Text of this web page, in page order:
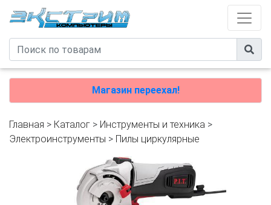
Магазин переехал!
Главная > Каталог > Инструменты и техника >
Электроинструменты > Пилы циркулярные